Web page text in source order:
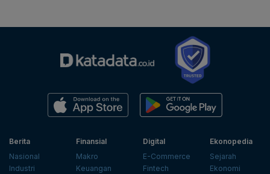
Berita
Nasional
Industri
Finansial
Makro
Keuangan
Digital
E-Commerce
Fintech
Ekonopedia
Sejarah
Ekonomi